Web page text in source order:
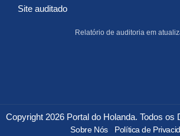
Site auditado
Relatório de auditoria em
Copyright 2026 Portal do Holanda. Todos os
Sobre Nós Política de